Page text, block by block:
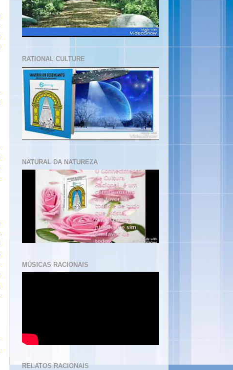
RATIONAL CULTURE
NATURAL DA NATUREZA
MÚSICAS RACIONAIS
RELATOS RACIONAIS